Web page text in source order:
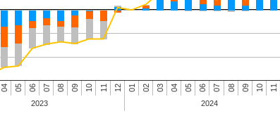
2023
04 05 06 07 08 09 10 11 12 01
2024
02 03 04 05 06 07 08 09 10 11